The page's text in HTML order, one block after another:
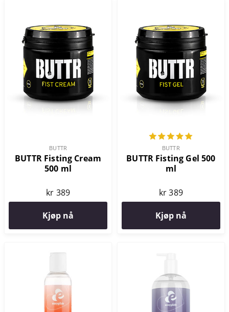
BUTTR
BUTTR Fisting Cream
500 ml
kr 389
Kjøp nå
BUTTR
BUTTR Fisting Gel 500
ml
kr 389
Kjøp nå